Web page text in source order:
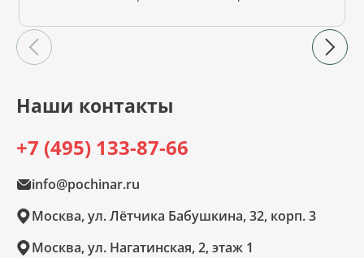
Наши контакты
+7 (495) 133-87-66
info@pochinar.ru
Москва, ул. Лётчика Бабушкина, 32, корп. 3
Москва, ул. Нагатинская, 2, этаж 1